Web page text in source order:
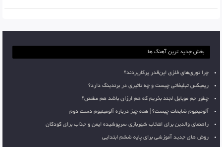
بخش جدید ترین آهنگ ها
چرا توری‌های فلزی این‌قدر پرکاربردند؟
ریمیکس تبلیغاتی چیست و چه تاثیری در برندینگ دارد؟
چطور جم موبایل لجند بخریم که هم ارزان باشد هم مطمئن؟
آلومینیوم ضایعات چیست؟ | همه چیز درباره آلومینیوم دست دوم
راهنمای والدین برای انتخاب شهربازی سرپوشیده ایمن و جذاب برای کودکان
روش های جدید آموزشی برای پایه ششم ابتدایی